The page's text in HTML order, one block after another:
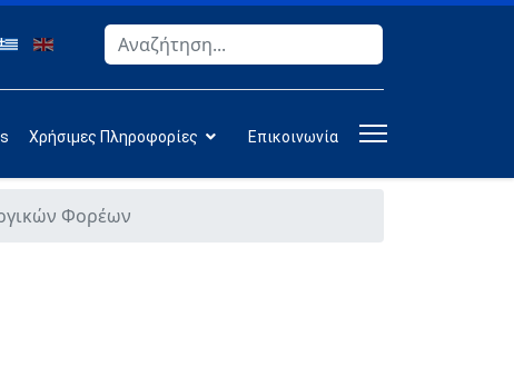
Αναζήτηση
Χρήσιμες Πληροφορίες Επικοινωνία
Φορέων